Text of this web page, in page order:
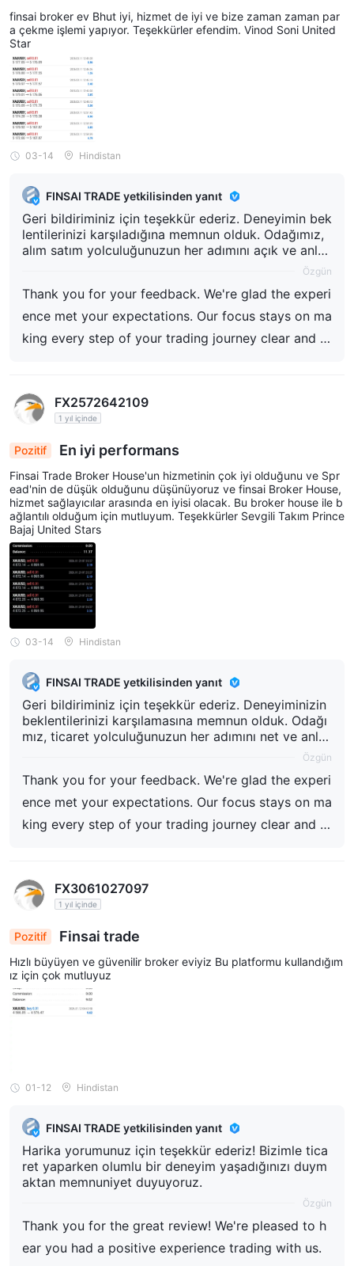
finsai broker ev Bhut iyi, hizmet de iyi ve bize zaman zaman par
a çekme işlemi yapıyor. Teşekkürler efendim. Vinod Soni United
Star
03-14 Hindistan
FINSAI TRADE yetkilisinden yanıt
Geri bildiriminiz için teşekkür ederiz. Deneyimin bek
lentilerinizi karşıladığına memnun olduk. Odağımız,
alım satım yolculuğunuzun her adımını açık ve anlaş
Özgün
Thank you for your feedback. We're glad the experi
ence met your expectations. Our focus stays on ma
king every step of your trading journey clear and st
FX2572642109
1 yıl içinde
Pozitif En iyi performans
Finsai Trade Broker House'un hizmetinin çok iyi olduğunu ve Spr
ead'nin de düşük olduğunu düşünüyoruz ve finsai Broker House,
hizmet sağlayıcılar arasında en iyisi olacak. Bu broker house ile b
ağlantılı olduğum için mutluyum. Teşekkürler Sevgili Takım Prince
Bajaj United Stars
03-14 Hindistan
FINSAI TRADE yetkilisinden yanıt
Geri bildiriminiz için teşekkür ederiz. Deneyiminizin
beklentilerinizi karşılamasına memnun olduk. Odağı
mız, ticaret yolculuğunuzun her adımını net ve anlaş
Özgün
Thank you for your feedback. We're glad the experi
ence met your expectations. Our focus stays on ma
king every step of your trading journey clear and st
FX3061027097
1 yıl içinde
Pozitif Finsai trade
Hızlı büyüyen ve güvenilir broker eviyiz Bu platformu kullandığım
ız için çok mutluyuz
01-12 Hindistan
FINSAI TRADE yetkilisinden yanıt
Harika yorumunuz için teşekkür ederiz! Bizimle tica
ret yaparken olumlu bir deneyim yaşadığınızı duym
aktan memnuniyet duyuyoruz.
Özgün
Thank you for the great review! We're pleased to h
ear you had a positive experience trading with us.